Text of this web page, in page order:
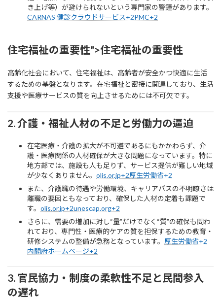
き上げ等）が避けられないという専門家の警鐘があります。
CARNAS 健診クラウドサービス+2PMC+2
住宅福祉の重要性">住宅福祉の重要性
高齢化社会において、住宅福祉は、高齢者が安全かつ快適に生活
するための基盤となります。在宅福祉と密接に関連しており、生活
支援や医療サービスの質を向上させるためには不可欠です。
2. 介護・福祉人材の不足と労働力の逼迫
在宅医療・介護の拡大が不可避であるにもかかわらず、介
護・医療関係の人材確保が大きな問題になっています。特に
地方部では、施設も人も足りず、サービス提供が難しい地域
が少なくありません。 olis.or.jp+2厚生労働省+2
また、介護職の待遇や労働環境、キャリアパスの不明瞭さは
離職の要因ともなっており、確保した人材の定着も課題で
す。 olis.or.jp+2unescap.org+2
さらに、需要の増加に対し“量”だけでなく“質”の確保も問わ
れており、専門性・医療的ケアの質を担保するための教育・
研修システムの整備が急務となっています。 厚生労働省+2
内閣府ホームページ+2
3. 官民協力・制度の柔軟性不足と民間参入
の遅れ